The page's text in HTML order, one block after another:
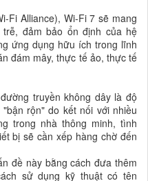
Fi Alliance), Wi-Fi 7 sẽ mang
đảm bảo ổn định của hệ
ứng dụng hữu ích trong lĩnh
đám mây, thực tế ảo, thực tế
truyền không dây là độ
rộn" do kết nối với nhiều
trong nhà thông minh, tình
bị sẽ cần xếp hàng chờ đến
đề này bằng cách đưa thêm
sử dụng kỹ thuật có tên